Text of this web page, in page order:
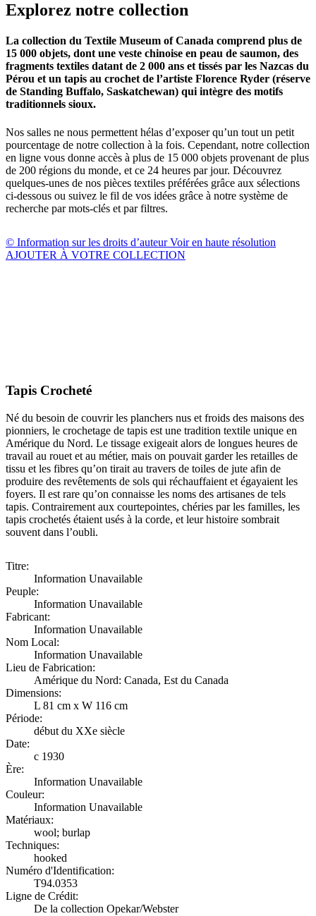
Explorez notre collection
La collection du Textile Museum of Canada comprend plus de
15 000 objets, dont une veste chinoise en peau de saumon, des
fragments textiles datant de 2 000 ans et tissés par les Nazcas du
Pérou et un tapis au crochet de l’artiste Florence Ryder (réserve
de Standing Buffalo, Saskatchewan) qui intègre des motifs
traditionnels sioux.
Nos salles ne nous permettent hélas d’exposer qu’un tout un petit
pourcentage de notre collection à la fois. Cependant, notre collection
en ligne vous donne accès à plus de 15 000 objets provenant de plus
de 200 régions du monde, et ce 24 heures par jour. Découvrez
quelques-unes de nos pièces textiles préférées grâce aux sélections
ci-dessous ou suivez le fil de vos idées grâce à notre système de
recherche par mots-clés et par filtres.
© Information sur les droits d’auteurVoir en haute résolution
AJOUTER À VOTRE COLLECTION
Tapis Crocheté
Né du besoin de couvrir les planchers nus et froids des maisons des
pionniers, le crochetage de tapis est une tradition textile unique en
Amérique du Nord. Le tissage exigeait alors de longues heures de
travail au rouet et au métier, mais on pouvait garder les retailles de
tissu et les fibres qu’on tirait au travers de toiles de jute afin de
produire des revêtements de sols qui réchauffaient et égayaient les
foyers. Il est rare qu’on connaisse les noms des artisanes de tels
tapis. Contrairement aux courtepointes, chéries par les familles, les
tapis crochetés étaient usés à la corde, et leur histoire sombrait
souvent dans l’oubli.
Titre:
Information Unavailable
Peuple:
Information Unavailable
Fabricant:
Information Unavailable
Nom Local:
Information Unavailable
Lieu de Fabrication:
Amérique du Nord: Canada, Est du Canada
Dimensions:
L 81 cm x W 116 cm
Période:
début du XXe siècle
Date:
c 1930
Ère:
Information Unavailable
Couleur:
Information Unavailable
Matériaux:
wool; burlap
Techniques:
hooked
Numéro d'Identification:
T94.0353
Ligne de Crédit:
De la collection Opekar/Webster